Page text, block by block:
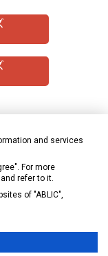
庫)
and services
For more
refer to it.
of "ABLIC",